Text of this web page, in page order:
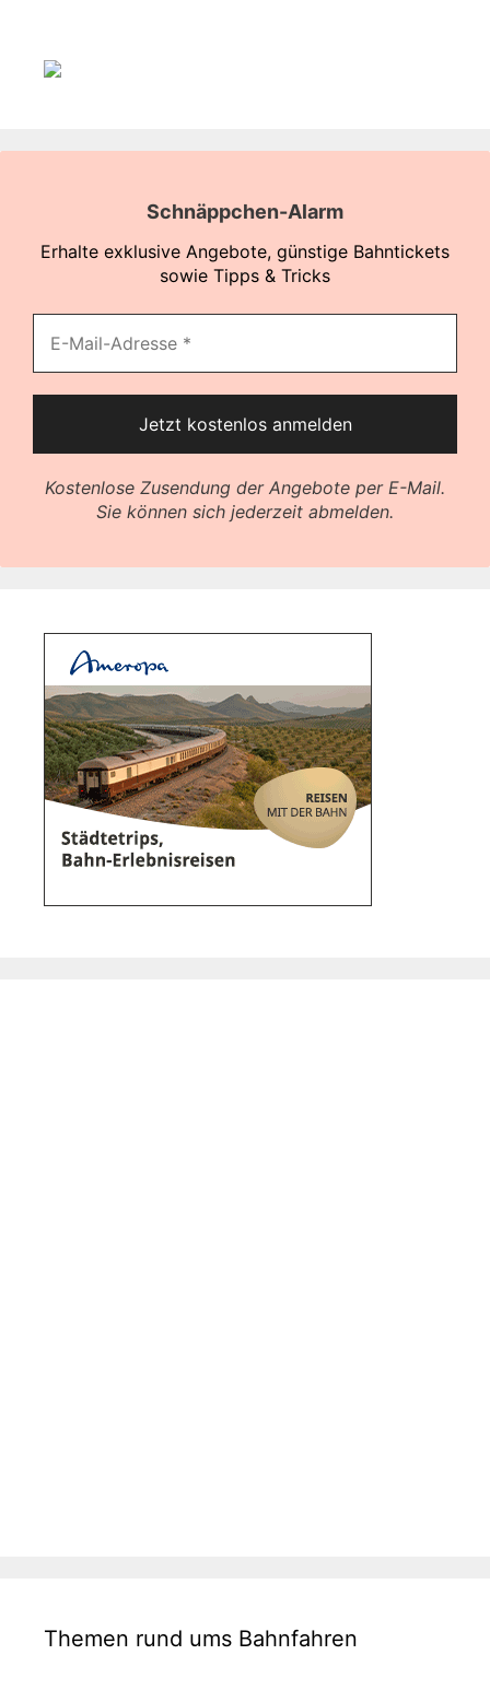
Schnäppchen-Alarm
Erhalte exklusive Angebote, günstige Bahntickets
sowie Tipps & Tricks
Kostenlose Zusendung der Angebote per E-Mail.
Sie können sich jederzeit abmelden.
Themen rund ums Bahnfahren